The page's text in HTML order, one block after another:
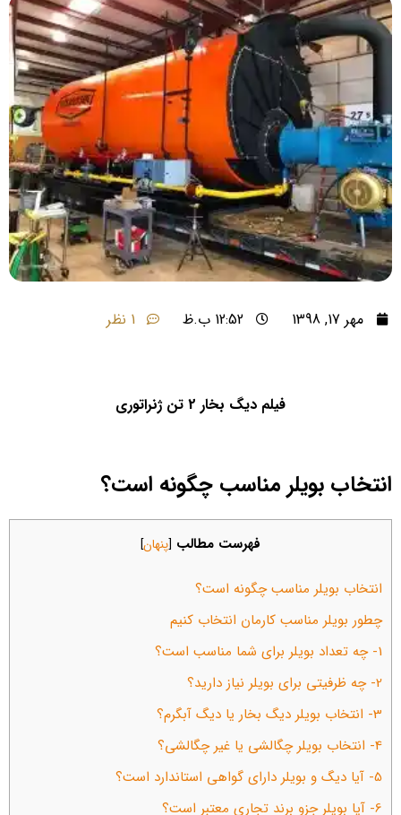
مهر 17, 1398 12:52 ب.ظ 1 نظر
فیلم دیگ بخار 2 تن ژنراتوری
انتخاب بویلر مناسب چگونه است؟
فهرست مطالب [پنهان]
انتخاب بویلر مناسب چگونه است؟
چطور بویلر مناسب کارمان انتخاب کنیم
1- چه تعداد بویلر برای شما مناسب است؟
2- چه ظرفیتی برای بویلر نیاز دارید؟
3- انتخاب بویلر دیگ بخار یا دیگ آبگرم؟
4- انتخاب بویلر چگالشی یا غیر چگالشی؟
5- آیا دیگ و بویلر دارای گواهی استاندارد است؟
6- آیا بویلر جزو برند تجاری معتبر است؟